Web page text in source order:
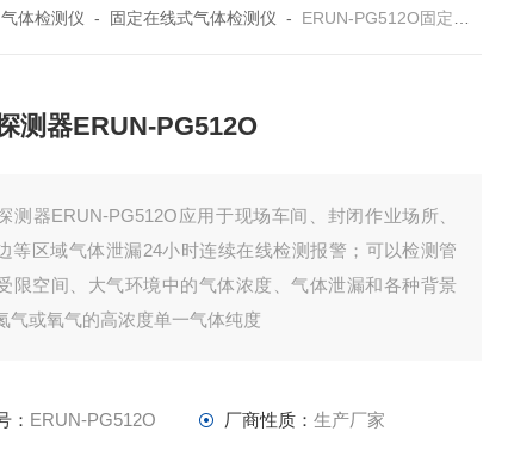
气体检测仪 - 固定在线式气体检测仪 - ERUN-PG512O固定式探测器ERUN-PG512O
测器ERUN-PG512O
测器ERUN-PG512O应用于现场车间、封闭作业场所、
等区域气体泄漏24小时连续在线检测报警；可以检测管
限空间、大气环境中的气体浓度、气体泄漏和各种背景
气或氧气的高浓度单一气体纯度
： ERUN-PG512O 厂商性质： 生产厂家